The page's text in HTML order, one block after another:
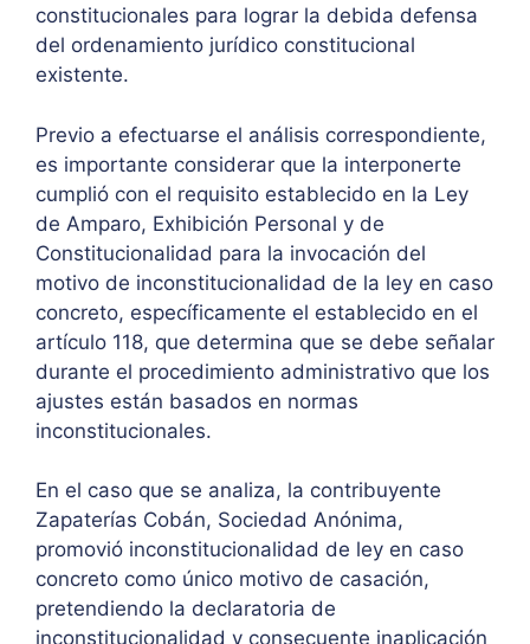
constitucionales para lograr la debida defensa
del ordenamiento jurídico constitucional
existente.
Previo a efectuarse el análisis correspondiente,
es importante considerar que la interponerte
cumplió con el requisito establecido en la Ley
de Amparo, Exhibición Personal y de
Constitucionalidad para la invocación del
motivo de inconstitucionalidad de la ley en caso
concreto, específicamente el establecido en el
artículo 118, que determina que se debe señalar
durante el procedimiento administrativo que los
ajustes están basados en normas
inconstitucionales.
En el caso que se analiza, la contribuyente
Zapaterías Cobán, Sociedad Anónima,
promovió inconstitucionalidad de ley en caso
concreto como único motivo de casación,
pretendiendo la declaratoria de
inconstitucionalidad y consecuente inaplicación